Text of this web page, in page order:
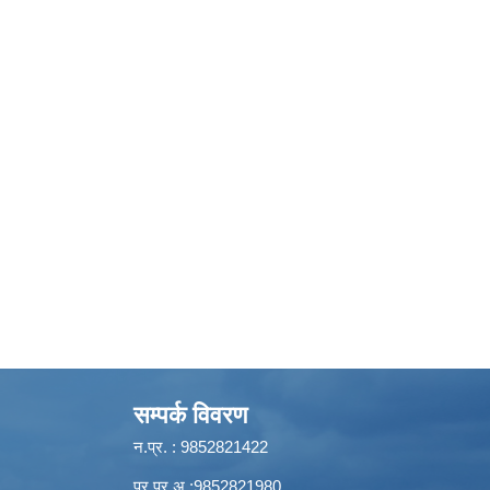
सम्पर्क विवरण
न.प्र. : 9852821422
प्र.प्र.अ.:9852821980